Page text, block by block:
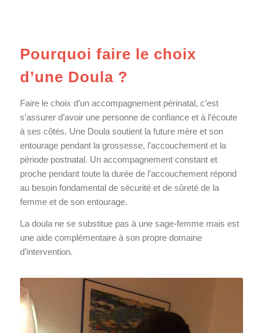
Pourquoi faire le choix
d’une Doula ?
Faire le choix d’un accompagnement périnatal, c’est
s’assurer d’avoir une personne de confiance et à l’écoute
à ses côtés. Une Doula soutient la future mère et son
entourage pendant la grossesse, l’accouchement et la
période postnatal. Un accompagnement constant et
proche pendant toute la durée de l’accouchement répond
au besoin fondamental de sécurité et de sûreté de la
femme et de son entourage.
La doula ne se substitue pas à une sage-femme mais est
une aide complémentaire à son propre domaine
d’intervention.